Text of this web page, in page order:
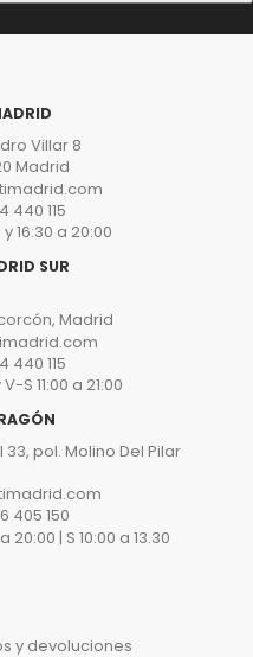
Villar 8
Madrid
440 115
y 16:30 a 20:00
SUR
Madrid
440 115
S 11:00 a 21:00
pol. Molino Del Pilar
405 150
20:00 | S 10:00 a 13.30
y devoluciones